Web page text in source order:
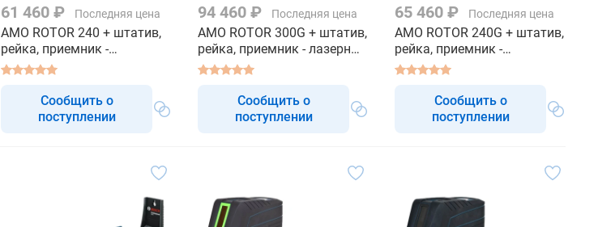
61 460 ₽ Последняя цена
AMO ROTOR 240 + штатив,
рейка, приемник -
ротационный нивелир с
Сообщить о
поступлении
94 460 ₽ Последняя цена
AMO ROTOR 300G + штатив,
рейка, приемник - лазерный
ротационный нивелир с
Сообщить о
поступлении
65 460 ₽ Последняя цена
AMO ROTOR 240G + штатив,
рейка, приемник -
ротационный нивелир с
Сообщить о
поступлении